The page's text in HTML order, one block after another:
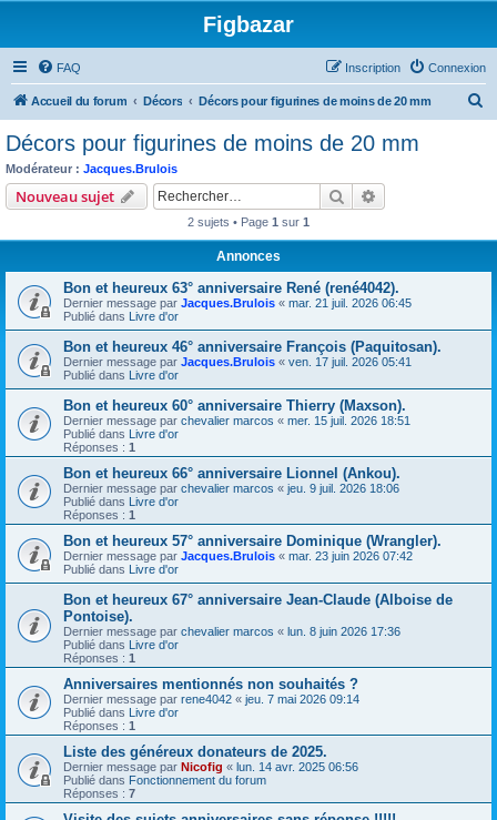
Figbazar
FAQ Connexion
Inscription
Accueil du forum Décors Décors pour figurines de moins de 20 mm
Décors pour figurines de moins de 20 mm
Modérateur : Jacques.Brulois
Nouveau sujet Rechercher
2 sujets • Page 1 sur 1
Annonces
Bon et heureux 63° anniversaire René (rené4042).
Dernier message par Jacques.Brulois « mar. 21 juil. 2026 06:45
Publié dans Livre d'or
Bon et heureux 46° anniversaire François (Paquitosan).
Dernier message par Jacques.Brulois « ven. 17 juil. 2026 05:41
Publié dans Livre d'or
Bon et heureux 60° anniversaire Thierry (Maxson).
Dernier message par chevalier marcos « mer. 15 juil. 2026 18:51
Publié dans Livre d'or
Réponses : 1
Bon et heureux 66° anniversaire Lionnel (Ankou).
Dernier message par chevalier marcos « jeu. 9 juil. 2026 18:06
Publié dans Livre d'or
Réponses : 1
Bon et heureux 57° anniversaire Dominique (Wrangler).
Dernier message par Jacques.Brulois « mar. 23 juin 2026 07:42
Publié dans Livre d'or
Bon et heureux 67° anniversaire Jean-Claude (Alboise de
Pontoise).
Dernier message par chevalier marcos « lun. 8 juin 2026 17:36
Publié dans Livre d'or
Réponses : 1
Anniversaires mentionnés non souhaités ?
Dernier message par rene4042 « jeu. 7 mai 2026 09:14
Publié dans Livre d'or
Réponses : 1
Liste des généreux donateurs de 2025.
Dernier message par Nicofig « lun. 14 avr. 2025 06:56
Publié dans Fonctionnement du forum
Réponses : 7